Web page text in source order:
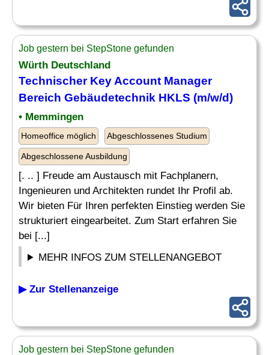
Job gestern bei StepStone gefunden
Würth Deutschland
Technischer Key Account Manager
Bereich Gebäudetechnik HKLS (m/w/d)
• Memmingen
Homeoffice möglich Abgeschlossenes Studium
Abgeschlossene Ausbildung
[. .. ] Freude am Austausch mit Fachplanern,
Ingenieuren und Architekten rundet Ihr Profil ab.
Wir bieten Für Ihren perfekten Einstieg werden Sie
strukturiert eingearbeitet. Zum Start erfahren Sie
bei [...]
MEHR INFOS ZUM STELLENANGEBOT
▶ Zur Stellenanzeige
Job gestern bei StepStone gefunden